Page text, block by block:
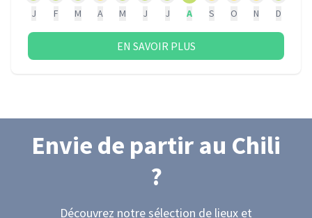
J F M A M J J A S O N D
EN SAVOIR PLUS
Envie de partir au Chili
?
Découvrez notre sélection de lieux et